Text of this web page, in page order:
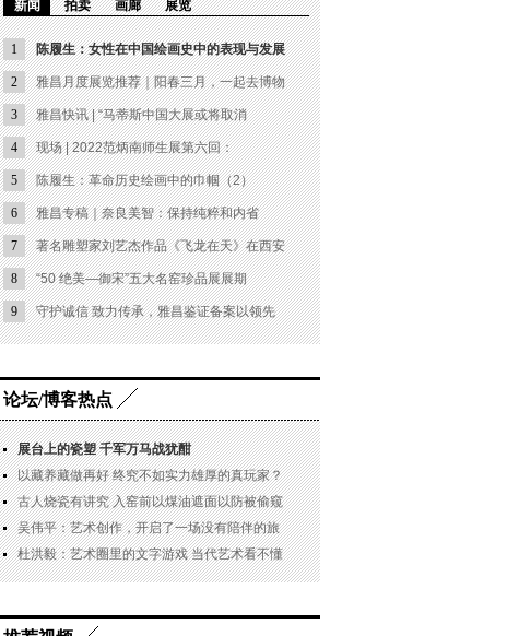
新闻 拍卖 画廊 展览
1 陈履生：女性在中国绘画史中的表现与发展
2 雅昌月度展览推荐｜阳春三月，一起去博物
3 雅昌快讯 | “马蒂斯中国大展或将取消
4 现场 | 2022范炳南师生展第六回：
5 陈履生：革命历史绘画中的巾帼（2）
6 雅昌专稿｜奈良美智：保持纯粹和内省
7 著名雕塑家刘艺杰作品《飞龙在天》在西安
8 “50 绝美—御宋”五大名窑珍品展展期
9 守护诚信 致力传承，雅昌鉴证备案以领先
论坛/博客热点
展台上的瓷塑 千军万马战犹酣
以藏养藏做再好 终究不如实力雄厚的真玩家？
古人烧瓷有讲究 入窑前以煤油遮面以防被偷窥
吴伟平：艺术创作，开启了一场没有陪伴的旅
杜洪毅：艺术圈里的文字游戏 当代艺术看不懂